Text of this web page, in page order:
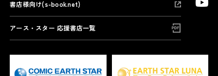
書店様向け(s-book.net)
アース・スター 応援書店一覧